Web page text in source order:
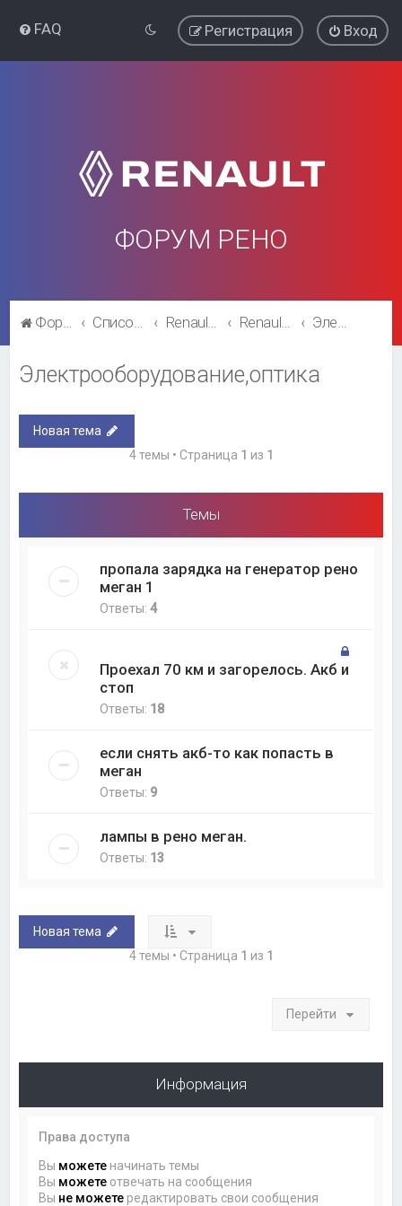
FAQ Вход
Регистрация
ФОРУМ РЕНО
Форум Рено Список форумов Renault Megane Renault Megane Электрооборудование,оптика
Электрооборудование,оптика
Новая тема
4 темы • Страница 1 из 1
Темы
пропала зарядка на генератор рено
меган 1
Ответы:4
Проехал 70 км и загорелось. Акб и
стоп
Ответы: 18
если снять акб-то как попасть в
меган
Ответы: 9
лампы в рено меган.
Ответы: 13
Новая тема
4 темы • Страница 1 из 1
Перейти
Информация
Права доступа
Вы можете начинать темы
Вы можете отвечать на сообщения
Вы не можете редактировать свои сообщения